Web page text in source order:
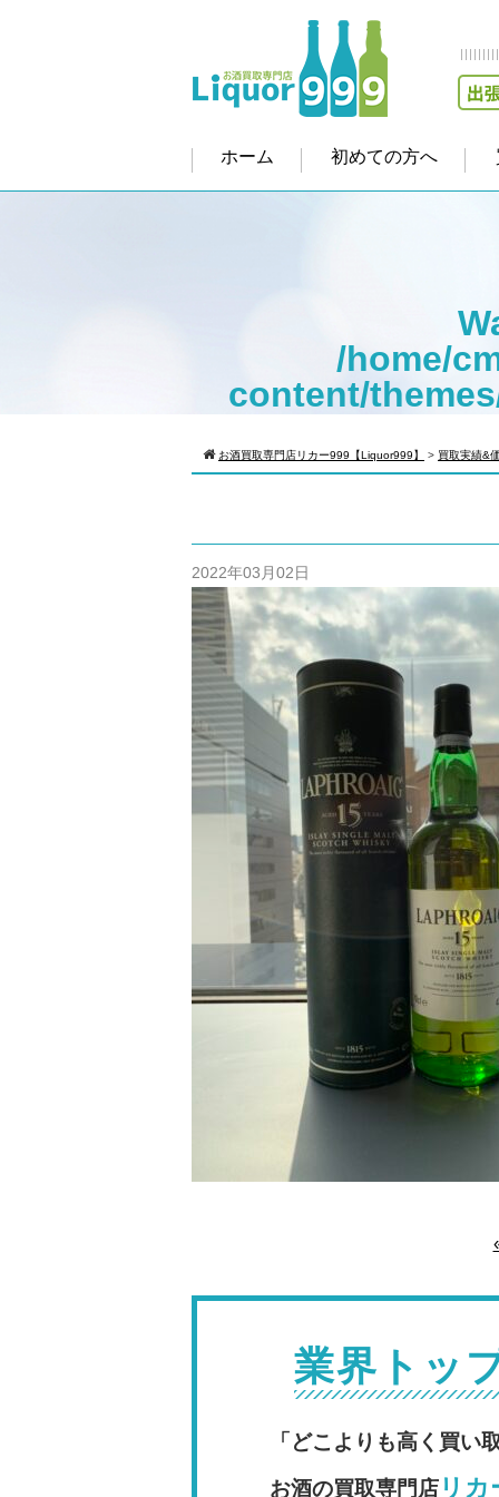
ホーム 初めての方へ
/home/
content/
Warning:
content/
お酒買取専門店リカー999【Liquor999】 > 買取実績&
2022年03月02日
業界トッ
「どこよりも高く買い
お酒の買取専門店 リカ